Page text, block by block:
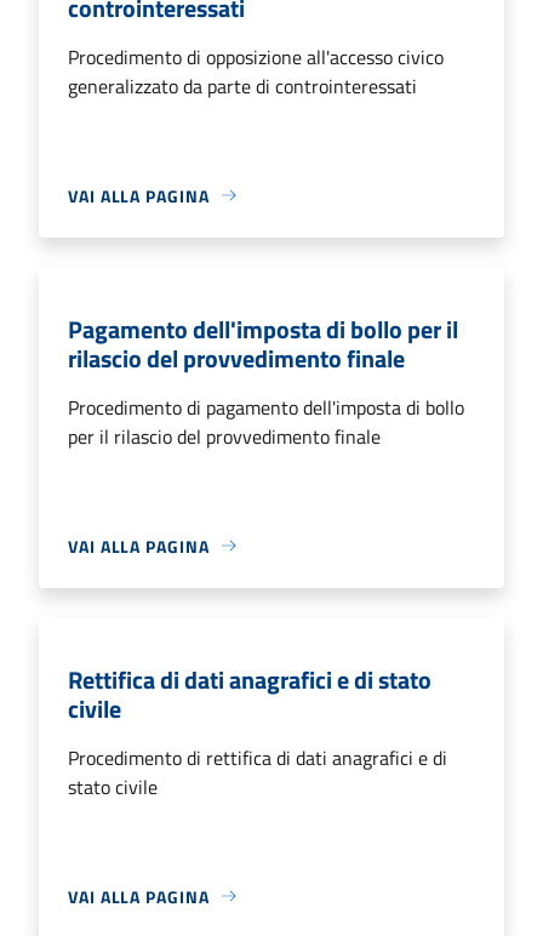
Procedimento di opposizione all'accesso civico
generalizzato da parte di controinteressati
VAI ALLA PAGINA
Pagamento dell'imposta di bollo per il
rilascio del provvedimento finale
Procedimento di pagamento dell'imposta di bollo
per il rilascio del provvedimento finale
VAI ALLA PAGINA
Rettifica di dati anagrafici e di stato
civile
Procedimento di rettifica di dati anagrafici e di
stato civile
VAI ALLA PAGINA